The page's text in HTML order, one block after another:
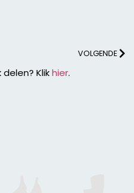
VOLGENDE
Klikhier.